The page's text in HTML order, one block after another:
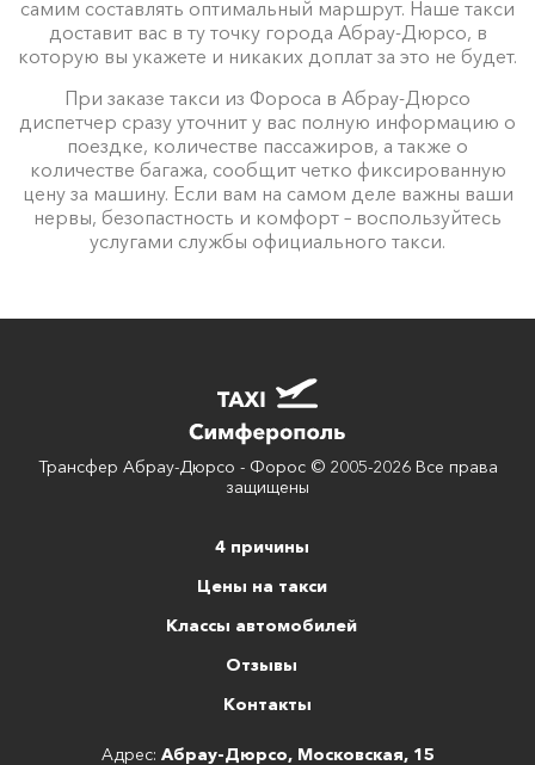
самим составлять оптимальный маршрут. Наше такси
доставит вас в ту точку города Абрау-Дюрсо, в
которую вы укажете и никаких доплат за это не будет.
При заказе такси из Фороса в Абрау-Дюрсо
диспетчер сразу уточнит у вас полную информацию о
поездке, количестве пассажиров, а также о
количестве багажа, сообщит четко фиксированную
цену за машину. Если вам на самом деле важны ваши
нервы, безопастность и комфорт – воспользуйтесь
услугами службы официального такси.
Трансфер Абрау-Дюрсо - Форос © 2005-2026 Все права
защищены
4 причины
Цены на такси
Классы автомобилей
Отзывы
Контакты
Адрес: Абрау-Дюрсо, Московская, 15